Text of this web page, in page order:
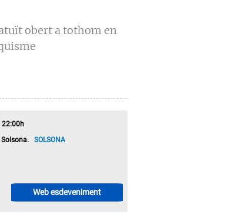
obert a tothom en
Solsona. SOLSONA
Web esdeveniment